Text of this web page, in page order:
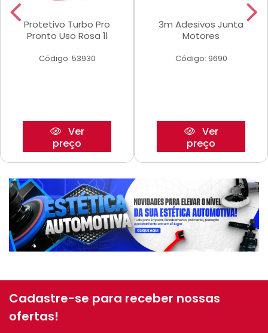
Protetivo Turbo Pro
Pronto Uso Rosa 1l
Código: 53930
Ver
preço
3m Adesivos Junta
Motores
Código: 9690
Ver
preço
Cadastre-se para receber nossas
ofertas!